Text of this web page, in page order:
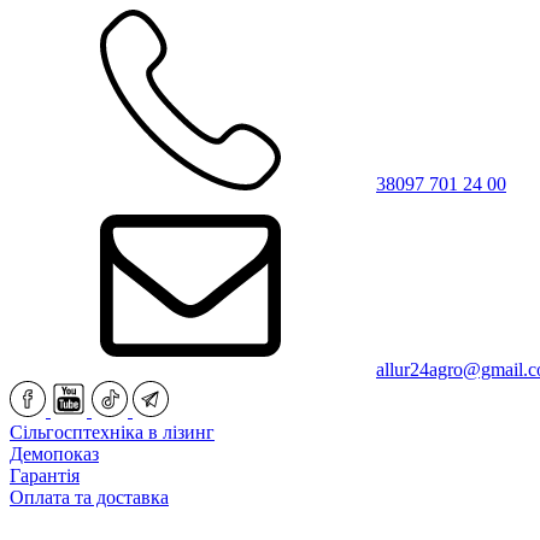
38097 701 24 00
Сільгосптехніка в лізинг
Демопоказ
Гарантія
Оплата та доставка